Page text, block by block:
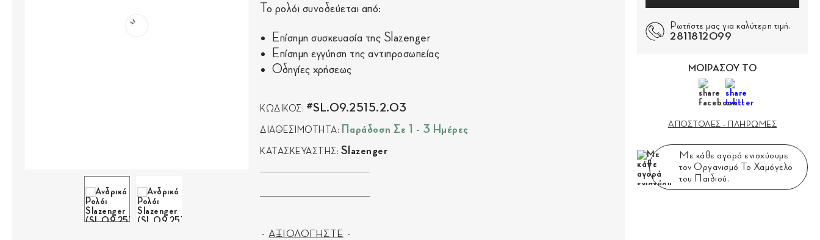
Το ρολόι συνοδεύεται από:
Επίσημη συσκευασία της Slazenger
Επίσημη εγγύηση της αντιπροσωπείας
Οδηγίες χρήσεως
ΚΩΔΙΚΟΣ: #SL.09.2515.2.03
ΔΙΑΘΕΣΙΜΟΤΗΤΑ: Παράδοση Σε 1 - 3 Ημέρες
ΚΑΤΑΣΚΕΥΑΣΤΗΣ: Slazenger
ΑΞΙΟΛΟΓΗΣΤΕ
Ρωτήστε μας για καλύτερη τιμή.
2811812099
ΜΟΙΡΑΣΟΥ ΤΟ
ΑΠΟΣΤΟΛΕΣ - ΠΛΗΡΩΜΕΣ
Με κάθε αγορά ενισχύουμε
τον Οργανισμό Το Χαμόγελο
του Παιδιού.